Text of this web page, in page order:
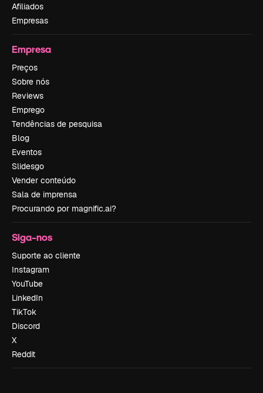
Afiliados
Empresas
Empresa
Preços
Sobre nós
Reviews
Emprego
Tendências de pesquisa
Blog
Eventos
Slidesgo
Vender conteúdo
Sala de imprensa
Procurando por magnific.ai?
Siga-nos
Suporte ao cliente
Instagram
YouTube
LinkedIn
TikTok
Discord
X
Reddit